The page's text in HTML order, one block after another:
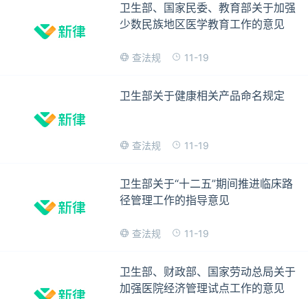
卫生部、国家民委、教育部关于加强
少数民族地区医学教育工作的意见
查法规 11-19
卫生部关于健康相关产品命名规定
查法规 11-19
卫生部关于“十二五”期间推进临床路
径管理工作的指导意见
查法规 11-19
卫生部、财政部、国家劳动总局关于
加强医院经济管理试点工作的意见